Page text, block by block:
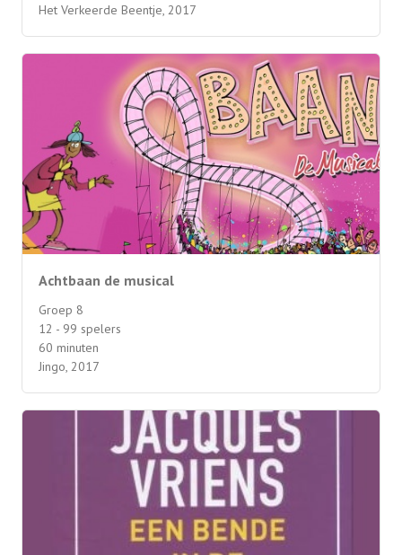
Het Verkeerde Beentje, 2017
Achtbaan de musical
Groep 8
12 - 99 spelers
60 minuten
Jingo, 2017